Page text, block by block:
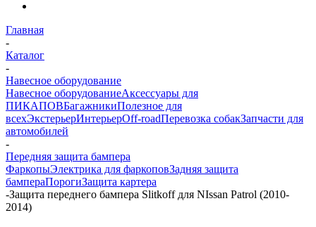
Главная
-
Каталог
-
Навесное оборудование
Навесное оборудованиеАксессуары для
ПИКАПОВБагажникиПолезное для
всехЭкстерьерИнтерьерOff-roadПеревозка собакЗапчасти для
автомобилей
-
Передняя защита бампера
ФаркопыЭлектрика для фаркоповЗадняя защита
бампераПорогиЗащита картера
-Защита переднего бампера Slitkoff для NIssan Patrol (2010-
2014)